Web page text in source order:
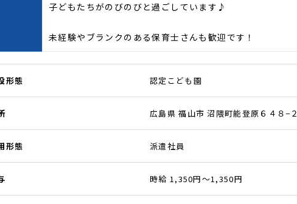
子どもたちがのびのびと過ごしています♪
未経験やブランクのある保育士さんも歓迎です！
形態 認定こども園
広島県 福山市 沼隈町能登原６４８−２
形態 派遣社員
時給 1,350円～1,350円